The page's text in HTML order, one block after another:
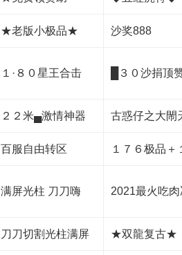
★老版小极品★ 沙奖888
１·８０星王合击 █３０沙捐顶
２２米▄激情神器 古惑仔之大閙
百服自由转区 １７６极品＋
满屏光柱 刀刀嗨 2021最火吃
刀刀切割光柱满屏 ★双龍复古★